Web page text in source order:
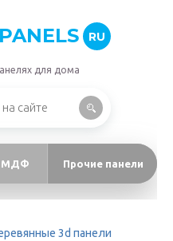
RU
для дома
МДФ Прочие панели
3d панели